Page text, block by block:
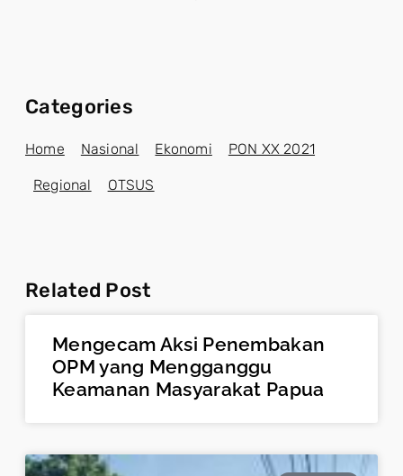
Categories
Home Nasional Ekonomi PON XX 2021
Regional OTSUS
Related Post
Mengecam Aksi Penembakan
OPM yang Mengganggu
Keamanan Masyarakat Papua